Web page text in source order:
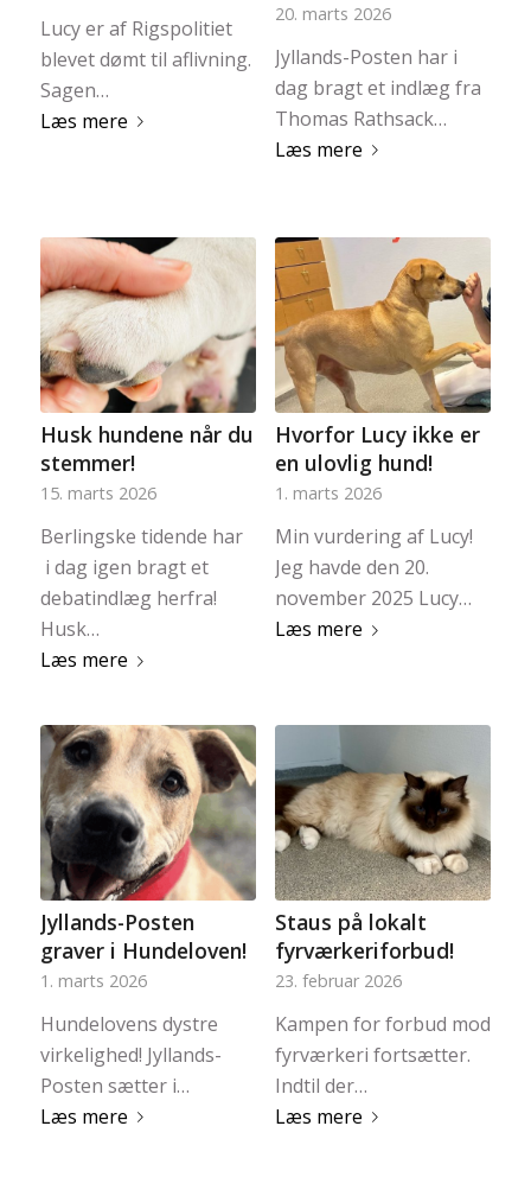
Lucy er af Rigspolitiet
blevet dømt til aflivning.
Sagen…
Læs mere
20. marts 2026
Jyllands-Posten har i
dag bragt et indlæg fra
Thomas Rathsack…
Læs mere
Husk hundene når du
stemmer!
15. marts 2026
Berlingske tidende har
i dag igen bragt et
debatindlæg herfra!
Husk…
Læs mere
Hvorfor Lucy ikke er
en ulovlig hund!
1. marts 2026
Min vurdering af Lucy!
Jeg havde den 20.
november 2025 Lucy…
Læs mere
Jyllands-Posten
graver i Hundeloven!
1. marts 2026
Hundelovens dystre
virkelighed! Jyllands-
Posten sætter i…
Læs mere
Staus på lokalt
fyrværkeriforbud!
23. februar 2026
Kampen for forbud mod
fyrværkeri fortsætter.
Indtil der…
Læs mere